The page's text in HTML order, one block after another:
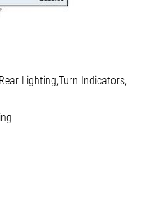
Lighting,Turn Indicators,